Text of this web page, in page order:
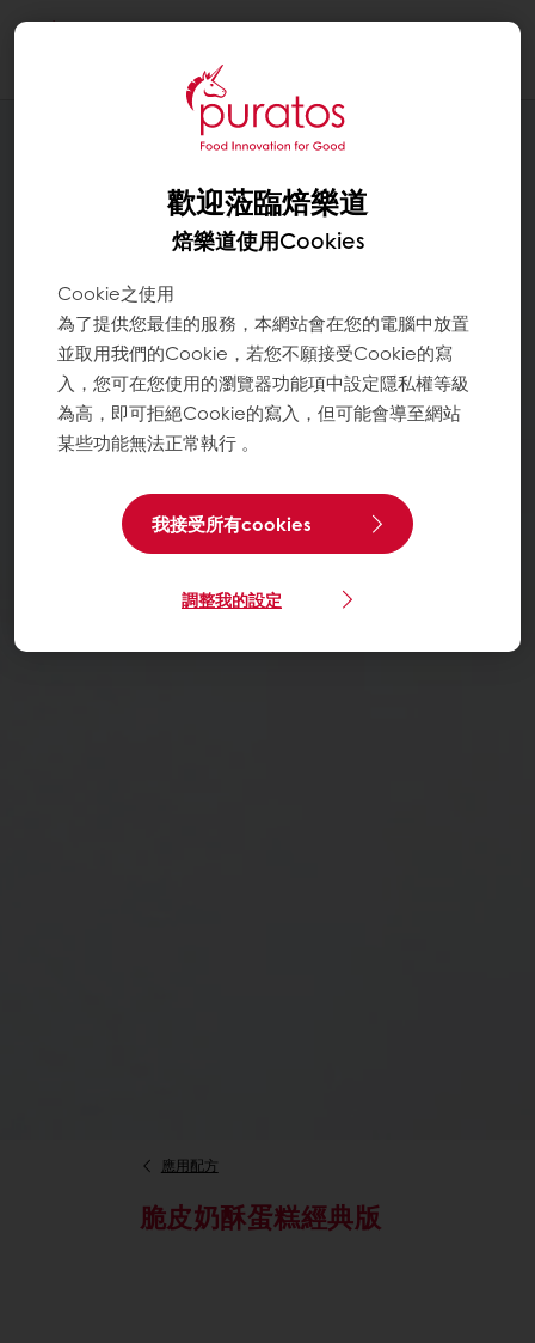
應用配方
脆皮奶酥蛋糕經典版
歡迎蒞臨焙樂道
焙樂道使用Cookies
Cookie之使用
為了提供您最佳的服務，本網站會在您的電腦中放置
並取用我們的Cookie，若您不願接受Cookie的寫
入，您可在您使用的瀏覽器功能項中設定隱私權等級
為高，即可拒絕Cookie的寫入，但可能會導至網站
某些功能無法正常執行 。
我接受所有cookies
調整我的設定